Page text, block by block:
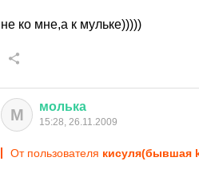
не ко мне,а к мульке)))))
М молька
15:28, 26.11.2009
От пользователя кисуля(бывшая